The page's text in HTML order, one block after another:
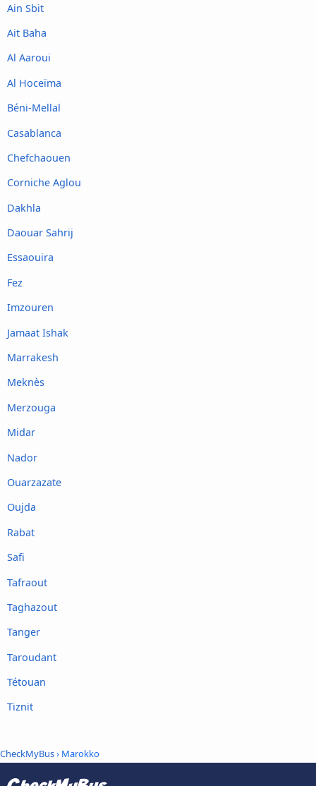
Ain Sbit
Ait Baha
Al Aaroui
Al Hoceïma
Béni-Mellal
Casablanca
Chefchaouen
Corniche Aglou
Dakhla
Daouar Sahrij
Essaouira
Fez
Imzouren
Jamaat Ishak
Marrakesh
Meknès
Merzouga
Midar
Nador
Ouarzazate
Oujda
Rabat
Safi
Tafraout
Taghazout
Tanger
Taroudant
Tétouan
Tiznit
CheckMyBus› Marokko